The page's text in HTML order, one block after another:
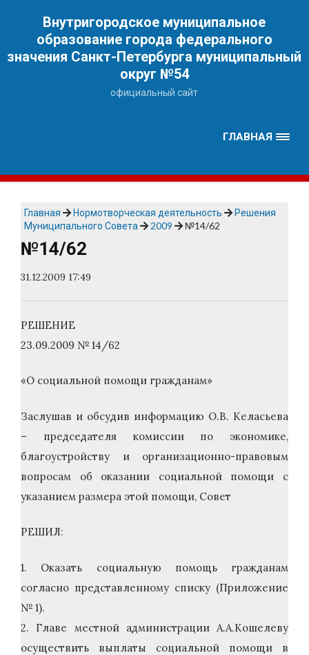
Внутригородское муниципальное
образование города федерального
значения Санкт-Петербурга муниципальный
округ №54
официальный сайт
ГЛАВНАЯ
Главная Нормотворческая деятельность
Решения
Муниципального Совета
2009 №14/62
№14/62
31.12.2009 17:49
РЕШЕНИЕ
23.09.2009 № 14/62
«О социальной помощи гражданам»
Заслушав и обсудив информацию О.В. Келасьева
– председателя комиссии по экономике,
благоустройству и организационно-правовым
вопросам об оказании социальной помощи с
указанием размера этой помощи, Совет
РЕШИЛ:
1. Оказать социальную помощь гражданам
согласно представленному списку (Приложение
№ 1).
2. Главе местной администрации А.А.Кошелеву
осуществить выплаты социальной помощи в